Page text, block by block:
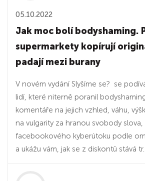
05.10.2022
Jak moc bolí bodyshaming.
supermarkety kopírují
padají mezi burany
V novém vydání Slyšíme se? se
lidí, které niterně poranil
komentáře na jejich vzhled, váhu,
na vulgarity za hranou svobody slova,
facebookového kyberútoku podle
a ukážu vám, jak se z diskontů stává